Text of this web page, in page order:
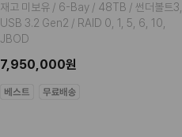
재고 미보유 / 6-Bay / 48TB / 썬더볼트3,
USB 3.2 Gen2 / RAID 0, 1, 5, 6, 10,
JBOD
7,950,000원